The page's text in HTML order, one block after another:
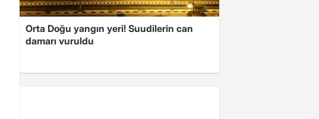
Orta Doğu yangın yeri! Suudilerin can
damarı vuruldu